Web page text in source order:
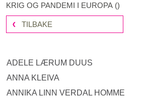
ADELE LÆRUM DUUS
ANNA KLEIVA
ANNIKA LINN VERDAL HOMME
KRIG OG PANDEMI I EUROPA ()
TILBAKE